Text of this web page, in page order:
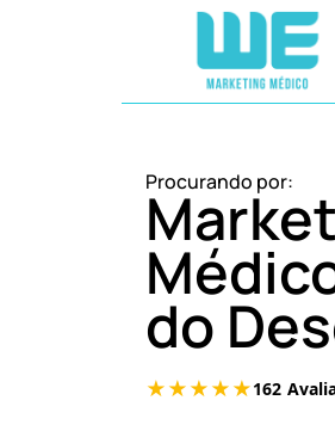
Procurando por:
do